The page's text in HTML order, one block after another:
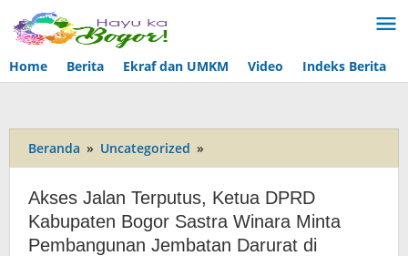
Lewati
ke
konten
Home
Berita Ekraf dan UMKM Video Indeks Berita
Beranda » Uncategorized »
Jalan
Ketua
DPRD
Kabupaten
Akses Jalan Terputus, Ketua DPRD
Kabupaten Bogor Sastra Winara Minta
Pembangunan Jembatan Darurat di